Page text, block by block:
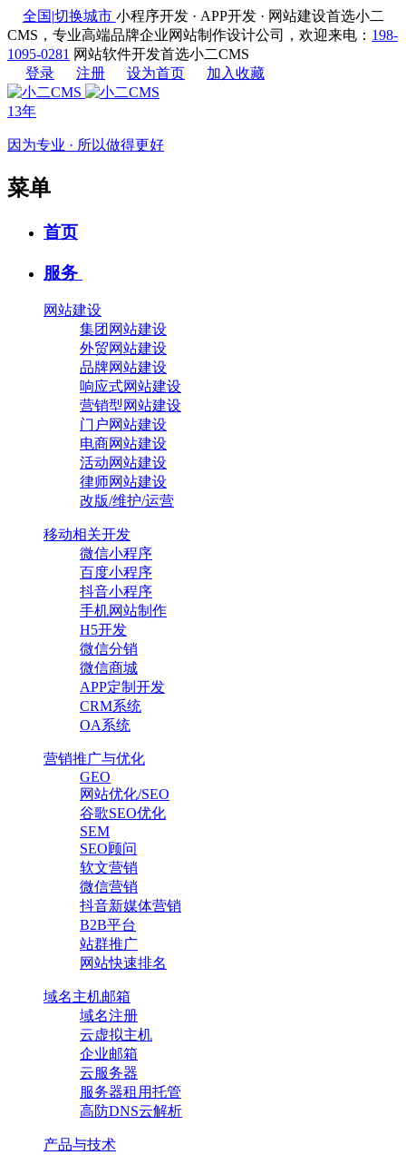
全国|切换城市 小程序开发 · APP开发 · 网站建设首选小二
CMS，专业高端品牌企业网站制作设计公司，欢迎来电： 198-
1095-0281 网站软件开发首选小二CMS
登录
注册 设为首页 加入收藏
13年
因为专业 · 所以做得更好
菜单
首页
服务
网站建设
集团网站建设
外贸网站建设
品牌网站建设
响应式网站建设
营销型网站建设
门户网站建设
电商网站建设
活动网站建设
律师网站建设
改版/维护/运营
移动相关开发
微信小程序
百度小程序
抖音小程序
手机网站制作
H5开发
微信分销
微信商城
APP定制开发
CRM系统
OA系统
营销推广与优化
GEO
网站优化/SEO
谷歌SEO优化
SEM
SEO顾问
软文营销
微信营销
抖音新媒体营销
B2B平台
站群推广
网站快速排名
域名主机邮箱
域名注册
云虚拟主机
企业邮箱
云服务器
服务器租用托管
高防DNS云解析
产品与技术